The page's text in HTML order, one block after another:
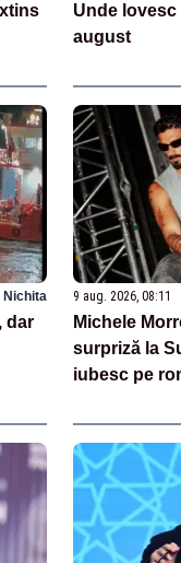
Unde
august
Nichita
dar
9 aug. 2026, 08:11
Michele
surpriză la
iubesc pe